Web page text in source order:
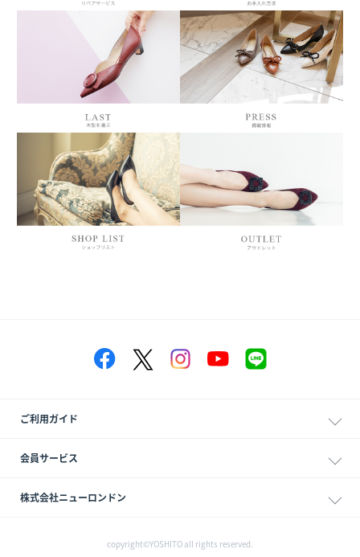
ご利用ガイド
会員サービス
株式会社ニューロンドン
copyright©YOSHITO all rights reserved.